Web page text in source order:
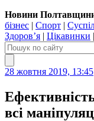
Новини
бізнес | Спорт |
Здоров’я | Цікавинки |
28 жовтня 2019, 13:45
всі